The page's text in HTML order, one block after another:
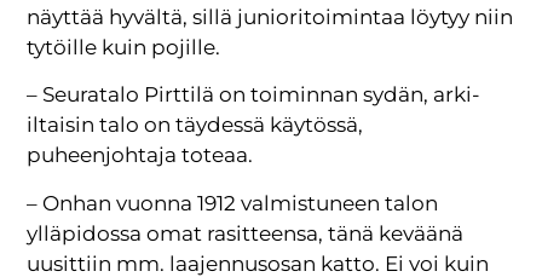
näyttää hyvältä, sillä junioritoimintaa löytyy niin
tytöille kuin pojille.
– Seuratalo Pirttilä on toiminnan sydän, arki-
iltaisin talo on täydessä käytössä,
puheenjohtaja toteaa.
– Onhan vuonna 1912 valmistuneen talon
ylläpidossa omat rasitteensa, tänä keväänä
uusittiin mm. laajennusosan katto. Ei voi kuin